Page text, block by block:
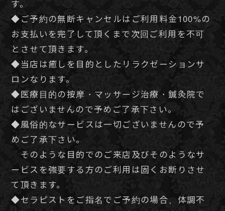
◆薬物使用をされている方
セラピストが不快な思いをし施術の続行が不可
能と判断した場合や違反行為が発覚した場合
は、即刻退店して頂きます。
その際の料金の返金には応じかねますので予め
ご了承下さい。
の後の当店のご利用を一切ご遠慮頂く事もござ
いますので予めご了承下さい。
トリートメント後体調を崩された場合の返金や
責任などは当店では負いかねますので予めご了
承下さい。
皆様に安心且つ安全に癒しの場を提供出来ます
予約電話はこちらから